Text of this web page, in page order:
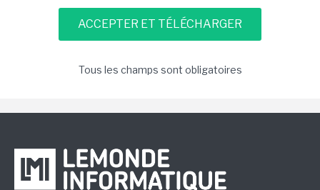
Tous les champs sont obligatoires